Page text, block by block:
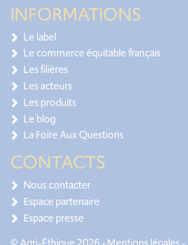
INFORMATIONS
Le label
Le commerce équitable français
Les filières
Les acteurs
Les produits
Le blog
La Foire Aux Questions
CONTACTS
Nous contacter
Espace partenaire
Espace presse